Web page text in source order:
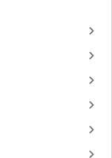
keyboard_arrow_right
keyboard_arrow_right
keyboard_arrow_right
keyboard_arrow_right
keyboard_arrow_right
keyboard_arrow_right